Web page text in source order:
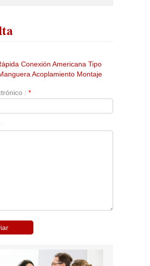
Conexión Americana Tipo
Acoplamiento Montaje
: *